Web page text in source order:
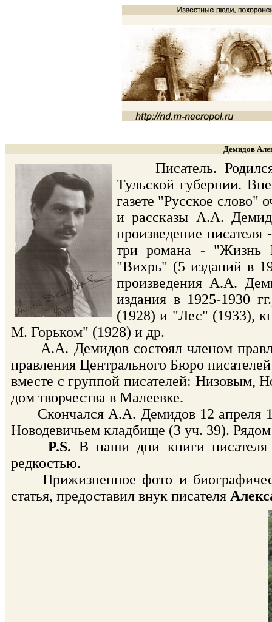
Демидов
Писатель. Родился
Тульской губернии.
газете "Русское слово"
и рассказы А.А.
произведение
три романа - "Жизнь
"Вихрь" (5 изданий в
произведения А.А.
издания в 1925-1930
(1928) и "Лес" (1933),
М. Горьком" (1928) и др.
А.А. Демидов состоял членом
правления Центрального Бюро
вместе с группой писателей: Низовым,
дом творчества в Малеевке.
Скончался А.А. Демидов 12 апреля
Новодевичьем кладбище (3 уч. 39).
P.S. В наши дни книги писателя
редкостью.
Прижизненное фото и
статья, предоставил внук писателя